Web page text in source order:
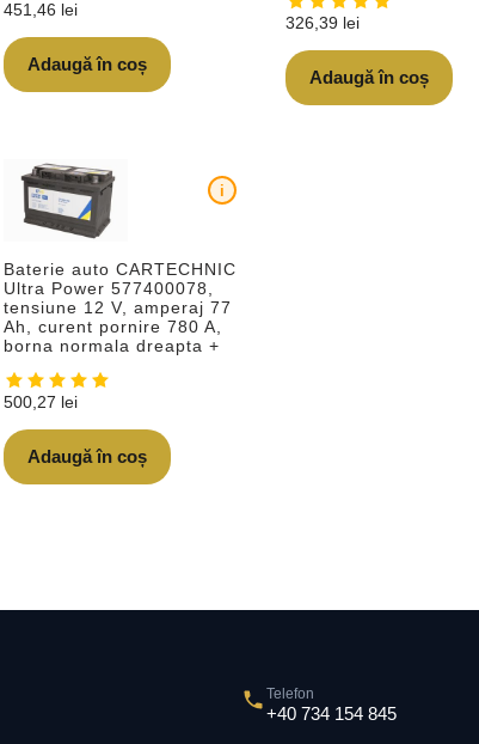
451,46 lei
Adaugă în coș
326,39 lei
Adaugă în coș
Baterie auto CARTECHNIC
Ultra Power 577400078,
tensiune 12 V, amperaj 77
Ah, curent pornire 780 A,
borna normala dreapta +
i
500,27 lei
Adaugă în coș
Telefon
+40 734 154 845